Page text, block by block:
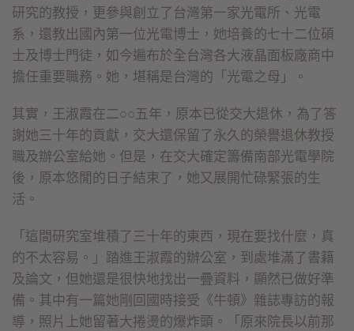
研究的教授，更參與創立了台灣第一家光電所、光電
系，還教出國內第一位光電博士，她培養的七十二位碩
士及博士門徒，如今遍布於全台灣各大液晶面板廠商中
擔任重要職務。她，堪稱是台灣的「光電之母」。
其實，王淑霞在二○○五年，原本已從交大退休，為了答
謝她三十年的貢獻，交大還保留了永久的榮譽退休教授
職及辦公室給她。但是，在交大確定籌備南部光電學院
後，原本悠閒的日子結束了，她又展開忙碌緊張的生
活。
「這間研究室堆積了三十年的東西，現在要找什麼，真
的不太容易。」踏進王淑霞的辦公室，到處堆滿了書籍
及論文，但她還是很快地找出一疊資料，顯然已做好準
備。其中有一篇她剛回國時接受《牛頓》雜誌專訪的報
導，照片上她留著大捲燙的爆炸頭。「原來院長以前那